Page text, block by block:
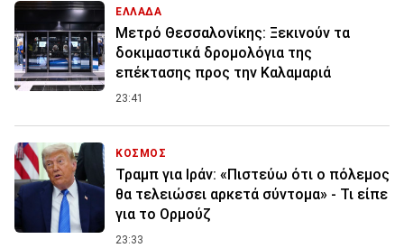
ΕΛΛΑΔΑ
Μετρό Θεσσαλονίκης: Ξεκινούν τα
δοκιμαστικά δρομολόγια της
επέκτασης προς την Καλαμαριά
23:41
ΚΟΣΜΟΣ
Τραμπ για Ιράν: «Πιστεύω ότι ο πόλεμος
θα τελειώσει αρκετά σύντομα» - Τι είπε
για το Ορμούζ
23:33